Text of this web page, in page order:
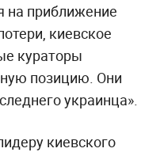
на приближение
киевское
кураторы
позицию. Они
украинца».
киевского